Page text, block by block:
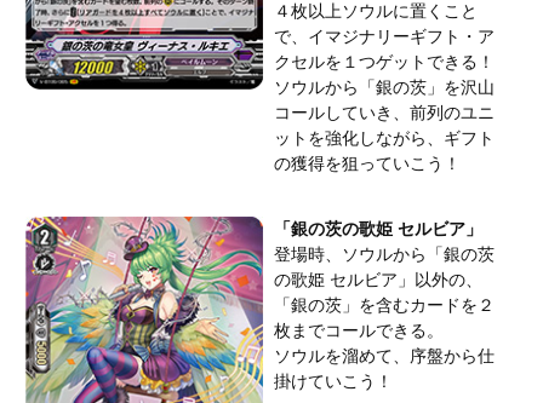
４枚以上ソウルに置くこと
で、イマジナリーギフト・ア
クセルを１つゲットできる！
ソウルから「銀の茨」を沢山
コールしていき、前列のユニ
ットを強化しながら、ギフト
の獲得を狙っていこう！
「銀の茨の歌姫 セルビア」
登場時、ソウルから「銀の茨
の歌姫 セルビア」以外の、
「銀の茨」を含むカードを２
枚までコールできる。
ソウルを溜めて、序盤から仕
掛けていこう！